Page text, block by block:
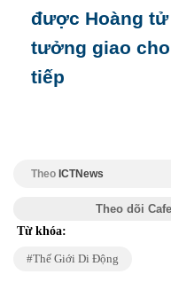
được Hoàng tử
tưởng giao cho
tiếp
Theo ICTNews
Theo dõi
Từ khóa:
Thế Giới Di Động